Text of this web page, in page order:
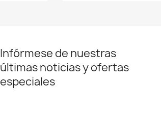
Infórmese de nuestras
últimas noticias y ofertas
especiales